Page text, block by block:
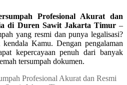
Profesional Akurat dan
di Duren Sawit Jakarta Timur–
yang resmi dan punya legalisasi?
Kamu. Dengan pengalaman
kepercayaan penuh dari banyak
tersumpah dokumen.